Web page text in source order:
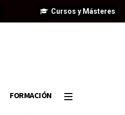
Cursos y Másteres
FORMACIÓN